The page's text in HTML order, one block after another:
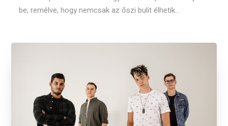
be, remélve, hogy nemcsak az őszi bulit élhetik...